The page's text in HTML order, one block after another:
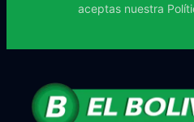
aceptas nuestra